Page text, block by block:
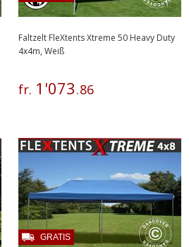
Faltzelt FleXtents Xtreme 50 Heavy Duty
4x4m, Weiß
fr. 1 '073.86
GRATIS